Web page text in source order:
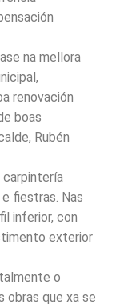
na mellora
renovación
boas
Rubén
fiestras. Nas
inferior, con
exterior
o
obras que xa se